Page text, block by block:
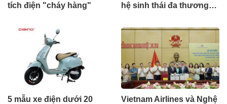
tích điện "cháy hàng"
hệ sinh thái đa thương
5 mẫu xe điện dưới 20
Vietnam Airlines và Nghệ